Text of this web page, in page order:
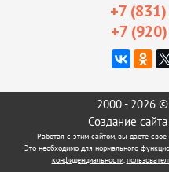
+7
+7
2000 - 2026
Создание сайта
Работая с этим сайтом, вы даете
Это необходимо для нормального
конфиденциальности,